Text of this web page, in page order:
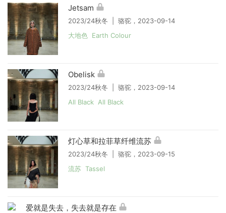
Jetsam
2023/24秋冬 | 骆驼，2023-09-14
大地色 Earth Colour
Obelisk
2023/24秋冬 | 骆驼，2023-09-14
All Black All Black
灯心草和拉菲草纤维流苏
2023/24秋冬 | 骆驼，2023-09-15
流苏 Tassel
爱就是失去，失去就是存在